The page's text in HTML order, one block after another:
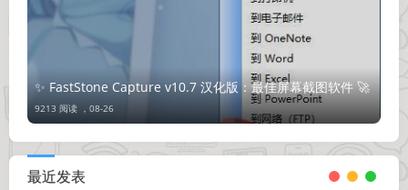
✨ FastStone Capture v10.7 汉化版：最佳屏幕截图软件 🚀
9213 阅读 ， 08-26
最近发表